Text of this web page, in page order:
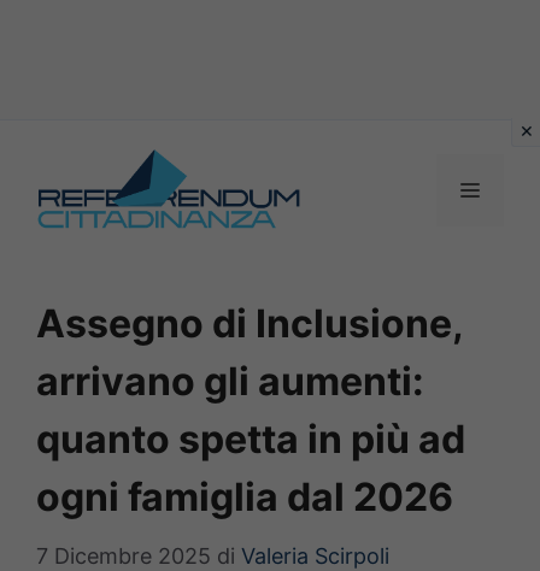
contenuto
MENU
Assegno di Inclusione,
arrivano gli aumenti:
quanto spetta in più ad
ogni famiglia dal 2026
7 Dicembre 2025 di Valeria Scirpoli